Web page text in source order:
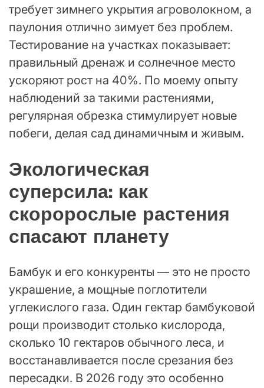
требует зимнего укрытия агроволокном, а
паулония отлично зимует без проблем.
Тестирование на участках показывает:
правильный дренаж и солнечное место
ускоряют рост на 40%. По моему опыту
наблюдений за такими растениями,
регулярная обрезка стимулирует новые
побеги, делая сад динамичным и живым.
Экологическая
суперсила: как
скоророслые растения
спасают планету
Бамбук и его конкуренты — это не просто
украшение, а мощные поглотители
углекислого газа. Один гектар бамбуковой
рощи производит столько кислорода,
сколько 10 гектаров обычного леса, и
восстанавливается после срезания без
пересадки. В 2026 году это особенно